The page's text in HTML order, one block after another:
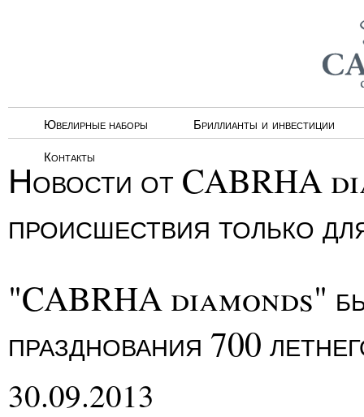
Ювелирные наборы
Бриллианты и инвестиции
Контакты
Новости от CABRHA
происшествия только
"CABRHA diamonds"
празднования 700
30.09.2013